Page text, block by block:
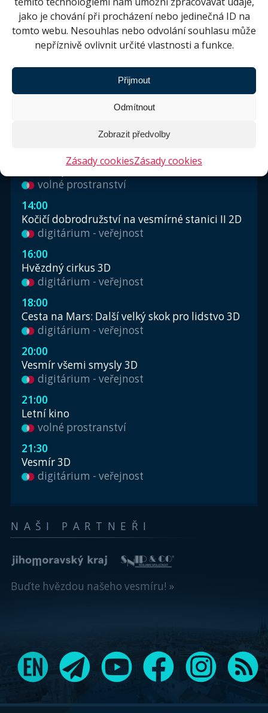
jako je chování při procházení nebo jedinečná ID na
tomto webu. Nesouhlas nebo odvolání souhlasu může
nepříznivě ovlivnit určité vlastnosti a funkce.
Přijmout
Odmítnout
Zobrazit předvolby
Zásady cookiesZásady cookies
SDÍLET ZPĚT NA NOVINKY
DNES ZÍTRA
Festival planet Brno (Pěškobusem)
volné prostranství
14:00
Kočičí dobrodružství na vesmírné stanici II 2D
digitárium - veřejnost
16:00
Hvězdný cirkus 3D
digitárium - veřejnost
18:00
Cesta na Mars: Další velký skok pro lidstvo 3D
digitárium - veřejnost
20:00
Vesmír všemi smysly 3D
digitárium - veřejnost
21:00
Letní kino
volné prostranství
21:30
Vesmír 3D
digitárium - veřejnost
NAŠI PARTNEŘI
Buďte hvězdou našeho vesmíru! »